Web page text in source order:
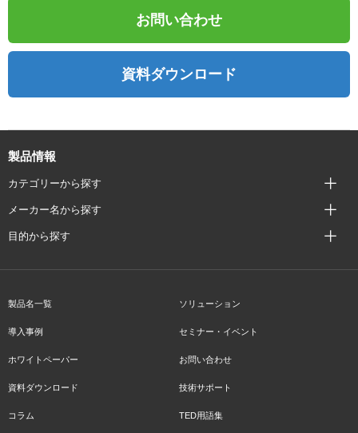
お問い合わせ
資料ダウンロード
製品情報
カテゴリーから探す
メーカー名から探す
目的から探す
製品名一覧 ソリューション
導入事例 セミナー・イベント
ホワイトペーパー お問い合わせ
資料ダウンロード 技術サポート
コラム TED用語集